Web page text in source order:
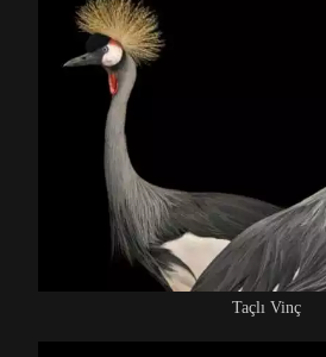
Taçlı Vinç